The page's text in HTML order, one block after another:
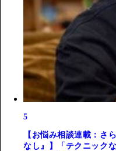
5
【お悩み相談連載：さ
なし』】「テクニック